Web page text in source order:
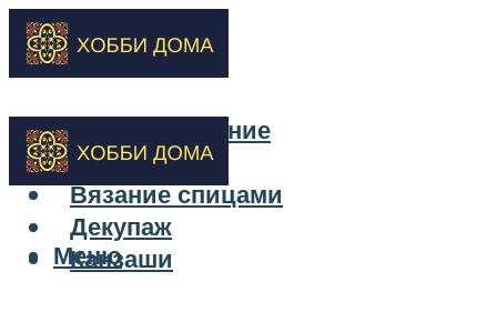
Бисероплетение
Вышивка
Вязание спицами
Декупаж
Канзаши
Меню